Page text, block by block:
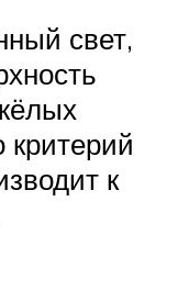
свет,
критерий
к